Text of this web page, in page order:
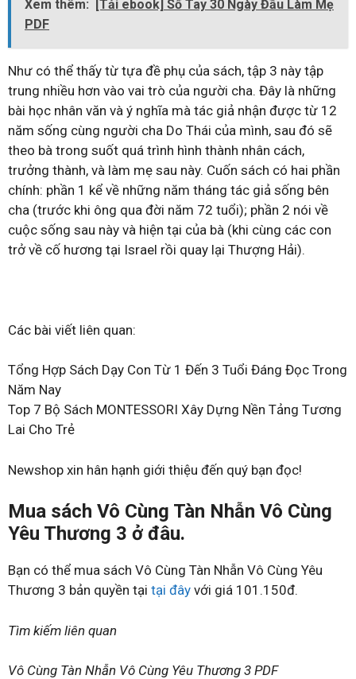
Xem thêm:
[Tải ebook] Số Tay 30 Ngày Đầu Làm Mẹ
PDF
Như có thể thấy từ tựa đề phụ của sách, tập 3 này tập
trung nhiều hơn vào vai trò của người cha. Đây là những
bài học nhân văn và ý nghĩa mà tác giả nhận được từ 12
năm sống cùng người cha Do Thái của mình, sau đó sẽ
theo bà trong suốt quá trình hình thành nhân cách,
trưởng thành, và làm mẹ sau này. Cuốn sách có hai phần
chính: phần 1 kể về những năm tháng tác giả sống bên
cha (trước khi ông qua đời năm 72 tuổi); phần 2 nói về
cuộc sống sau này và hiện tại của bà (khi cùng các con
trở về cố hương tại Israel rồi quay lại Thượng Hải).
Các bài viết liên quan:
Tổng Hợp Sách Dạy Con Từ 1 Đến 3 Tuổi Đáng Đọc Trong
Năm Nay
Top 7 Bộ Sách MONTESSORI Xây Dựng Nền Tảng Tương
Lai Cho Trẻ
Newshop xin hân hạnh giới thiệu đến quý bạn đọc!
Mua sách Vô Cùng Tàn Nhẫn Vô Cùng
Yêu Thương 3 ở đâu.
Bạn có thể mua sách Vô Cùng Tàn Nhẫn Vô Cùng Yêu
Thương 3 bản quyền tại tại đây với giá 101.150đ.
Tìm kiếm liên quan
Vô Cùng Tàn Nhẫn Vô Cùng Yêu Thương 3 PDF